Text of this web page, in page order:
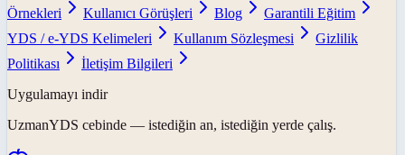
Örnekleri
Kullanıcı Görüşleri Blog
Garantili Eğitim
YDS / e-YDS Kelimeleri
Kullanım Sözleşmesi
Gizlilik
Politikası
İletişim Bilgileri
Uygulamayı indir
UzmanYDS cebinde — istediğin an, istediğin yerde çalış.